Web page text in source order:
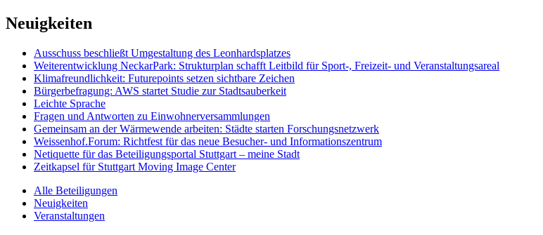
Neuigkeiten
Ausschuss beschließt Umgestaltung des Leonhards­platzes
Weiterentwicklung NeckarPark: Strukturplan schafft Leitbild für Sport-, Freizeit- und Veranstaltungsareal
Klimafreundlichkeit: Futurepoints setzen sichtbare Zeichen
Bürgerbefragung: AWS startet Studie zur Stadtsauberkeit
Leichte Sprache
Fragen und Antworten zu Einwohnerversammlungen
Gemeinsam an der Wärmewende arbeiten: Städte starten Forschungsnetzwerk
Weissenhof.Forum: Richtfest für das neue Besucher- und Informationszentrum
Netiquette für das Beteiligungsportal Stuttgart – meine Stadt
Zeitkapsel für Stuttgart Moving Image Center
Alle Beteiligungen
Neuigkeiten
Veranstaltungen